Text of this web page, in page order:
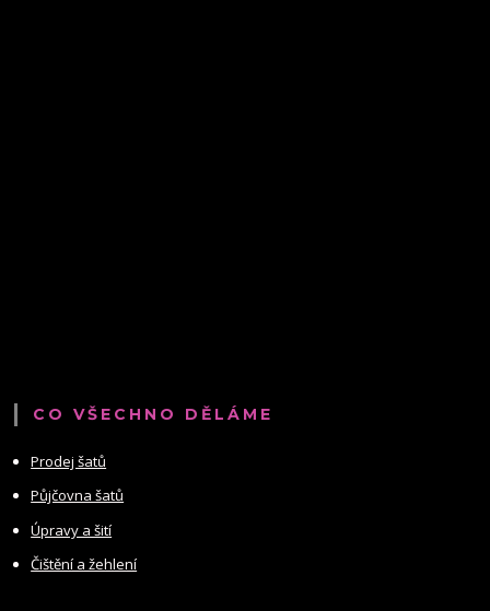
CO VŠECHNO DĚLÁME
Prodej šatů
Půjčovna šatů
Úpravy a šití
Čištění a žehlení